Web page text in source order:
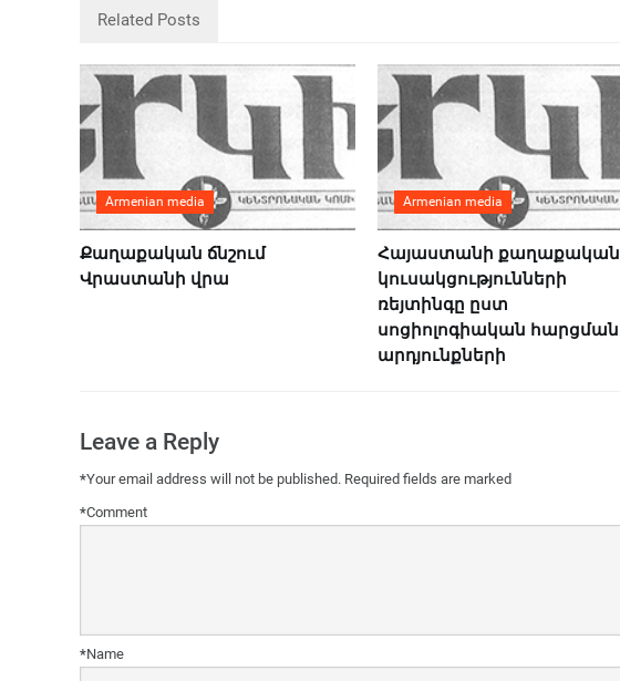
Related Posts
Armenian media
Քաղաքական ճնշում
Վրաստանի վրա
Armenian media
Հայաստանի քաղաքական
կուսակցությունների
ռեյտինգը ըստ
սոցիոլոգիական հարցման
արդյունքների
Leave a Reply
Your email address will not be published. Required fields are marked
*
Comment
*
Name
*